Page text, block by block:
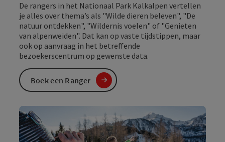
De rangers in het Nationaal Park Kalkalpen vertellen
je alles over thema’s als "Wilde dieren beleven", "De
natuur ontdekken", "Wildernis voelen" of "Genieten
van alpenweiden". Dat kan op vaste tijdstippen, maar
ook op aanvraag in het betreffende
bezoekerscentrum op gewenste data.
Boek een Ranger